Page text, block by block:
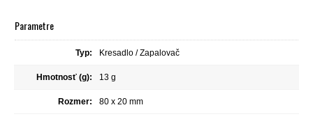
Parametre
Typ: Kresadlo / Zapalovač
Hmotnosť (g): 13 g
Rozmer: 80 x 20 mm